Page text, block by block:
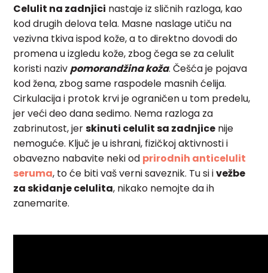
Celulit na zadnjici nastaje iz sličnih razloga, kao
kod drugih delova tela. Masne naslage utiču na
vezivna tkiva ispod kože, a to direktno dovodi do
promena u izgledu kože, zbog čega se za celulit
koristi nazivpomorandžina koža. Češća je pojava
kod žena, zbog same raspodele masnih ćelija.
Cirkulacija i protok krvi je ograničen u tom predelu,
jer veći deo dana sedimo. Nema razloga za
zabrinutost, jerskinuti celulit sa zadnjice nije
nemoguće. Ključ je u ishrani, fizičkoj aktivnosti i
obavezno nabavite neki od prirodnih anticelulit
seruma, to će biti vaš verni saveznik. Tu si ivežbe
za skidanje celulita, nikako nemojte da ih
zanemarite.